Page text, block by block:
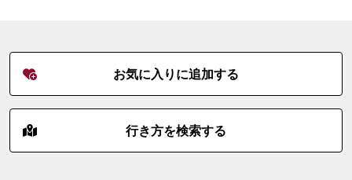
お気に入りに追加する
行き方を検索する